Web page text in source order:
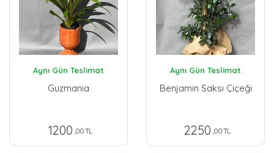
Aynı Gün Teslimat
Guzmania
1200 ,00 TL
Aynı Gün Teslimat
Benjamin Saksı Çiçeği
2250 ,00 TL